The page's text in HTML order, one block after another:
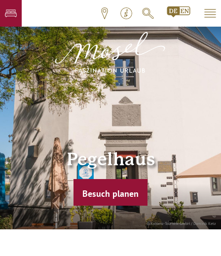
© Koblenz-Touristik GmbH / Dominik Ketz
Pegelhaus
Besuch planen